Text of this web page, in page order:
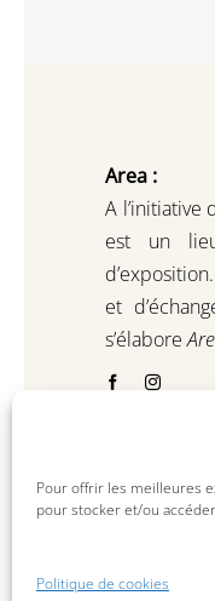
Pour offrir les meilleures
pour stocker et/ou
Politique de cookies
Area :
A l’initiative
est un
d’exposition.
et d’
s’élabore